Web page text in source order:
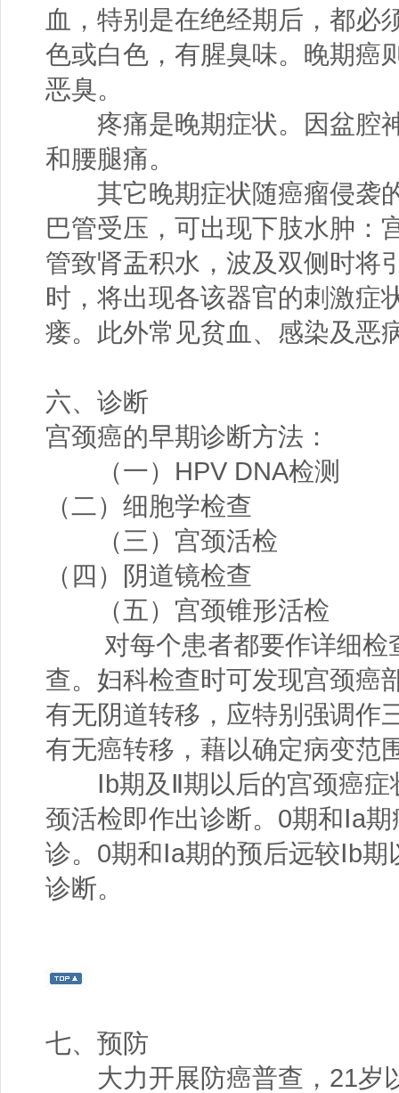
血，特别是在绝经期后，都必
色或白色，有腥臭味。晚期癌
恶臭。
疼痛是晚期症状。因盆腔
和腰腿痛。
其它晚期症状随癌瘤侵袭
巴管受压，可出现下肢水肿：
管致肾盂积水，波及双侧时将
时，将出现各该器官的刺激症
瘘。此外常见贫血、感染及恶
六、诊断
宫颈癌的早期诊断方法：
（一）HPV DNA检测
（二）细胞学检查
（三）宫颈活检
（四）阴道镜检查
（五）宫颈锥形活检
对每个患者都要作详细检
查。妇科检查时可发现宫颈癌
有无阴道转移，应特别强调作
有无癌转移，藉以确定病变范
Ⅰb期及Ⅱ期以后的宫颈癌症
颈活检即作出诊断。0期和Ⅰa
诊。0期和Ⅰa期的预后远较Ⅰb
诊断。
七、预防
大力开展防癌普查，21岁